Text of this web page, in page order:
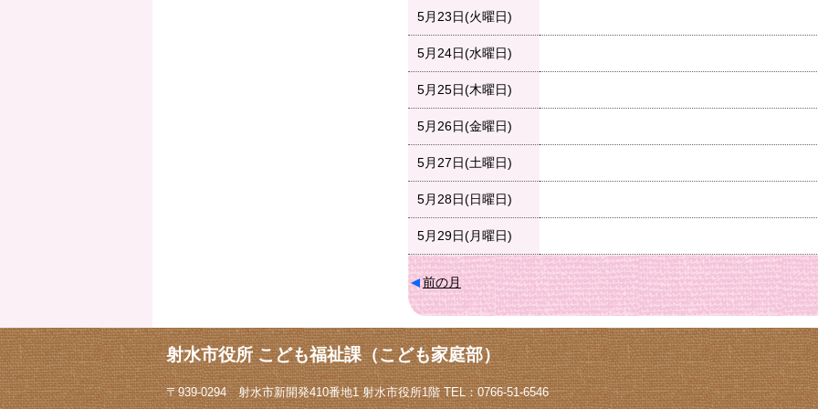
5月23日(火曜日)
5月24日(水曜日)
5月25日(木曜日)
5月26日(金曜日)
5月27日(土曜日)
5月28日(日曜日)
5月29日(月曜日)
前の月
射水市役所 こども福祉課（こども家庭部）
〒939-0294 射水市新開発410番地1 射水市役所1階 TEL：0766-51-6546